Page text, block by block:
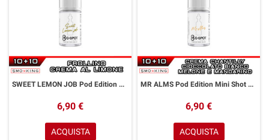
SWEET LEMON JOB Pod Edition Mini Shot 10+10 ml G-SPOT Frollino Crema Limone
6,90 €
ACQUISTA
MR ALMS Pod Edition Mini Shot 10+10 ml G-SPOT Cioccolato Bianco Melone Crema Chantilly Mandarino
6,90 €
ACQUISTA